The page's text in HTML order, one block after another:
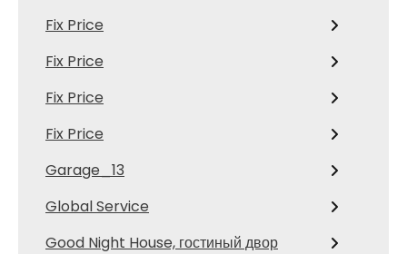
Fix Price
Fix Price
Fix Price
Fix Price
Garage_13
Global Service
Good Night House, гостиный двор